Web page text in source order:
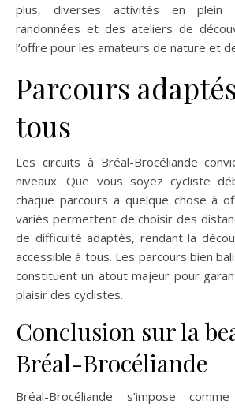
plus, diverses activités en plein
randonnées et des ateliers de
l’offre pour les amateurs de nature et
Parcours
tous
Les circuits à Bréal-Brocéliande
niveaux. Que vous soyez cycliste
chaque parcours a quelque chose à
variés permettent de choisir des
de difficulté adaptés, rendant la
accessible à tous. Les parcours bien
constituent un atout majeur pour
plaisir des cyclistes.
Conclusion sur la
Bréal-Brocéliande
Bréal-Brocéliande s’impose